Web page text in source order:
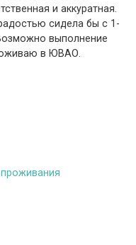
и аккуратная.
сидела бы с 1-
выполнение
в ЮВАО.
проживания